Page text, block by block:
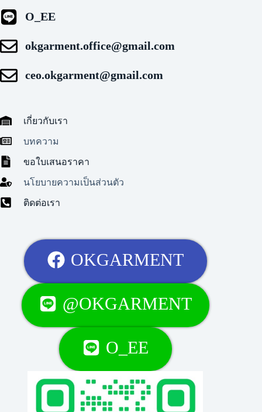
O_EE
okgarment.office@gmail.com
ceo.okgarment@gmail.com
เกี่ยวกับเรา
บทความ
ขอใบเสนอราคา
นโยบายความเป็นส่วนตัว
ติดต่อเรา
OKGARMENT
@OKGARMENT
O_EE